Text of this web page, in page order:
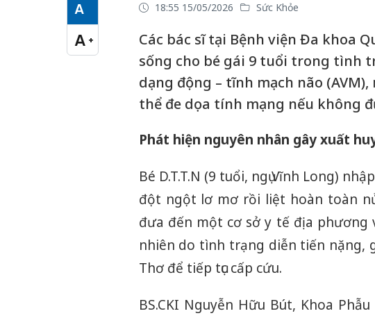
A
Cỡ chữ vừa
A +
Cỡ chữ lớn
18:55 15/05/2026 Sức Khỏe
Các bác sĩ tại Bệnh viện Đa khoa
sống cho bé gái 9 tuổi trong tình
dạng động – tĩnh mạch não
thể đe dọa tính mạng nếu không
Phát hiện nguyên nhân gây xuất
Bé D.T.T.N (9 tuổi, ngụ Vĩnh Long)
đột ngột lơ mơ rồi liệt hoàn toàn
đưa đến một cơ sở y tế địa phương
nhiên do tình trạng diễn tiến nặng,
Thơ để tiếp tục cấp cứu.
BS.CKI Nguyễn Hữu Bút, Khoa